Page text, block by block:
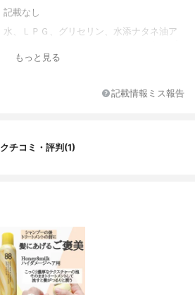
記載なし
水、ＬＰＧ、グリセリン、水添ナタネ油ア
ロピルトリモニウム加水分解ケラチン （羊
水分解コメタンパク、ハチミツ、乳エキ
テリル、オクチルドデシル）、ラウラミノ
ス－２０、ヤシ油アルキルグルコシド、二
酸化炭素、ヤシアルコール、ステアルトリ
モニウムクロリド、セタノール、 ステアリ
ルアルコール、エタノール、ＢＧ、クエン
酸、イソステアリン酸、フェノキシエタノ
もっと見る
記載情報ミス報告
クチコミ・評判(1)